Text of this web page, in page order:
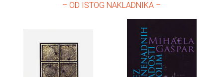
– OD ISTOG NAKLADNIKA –